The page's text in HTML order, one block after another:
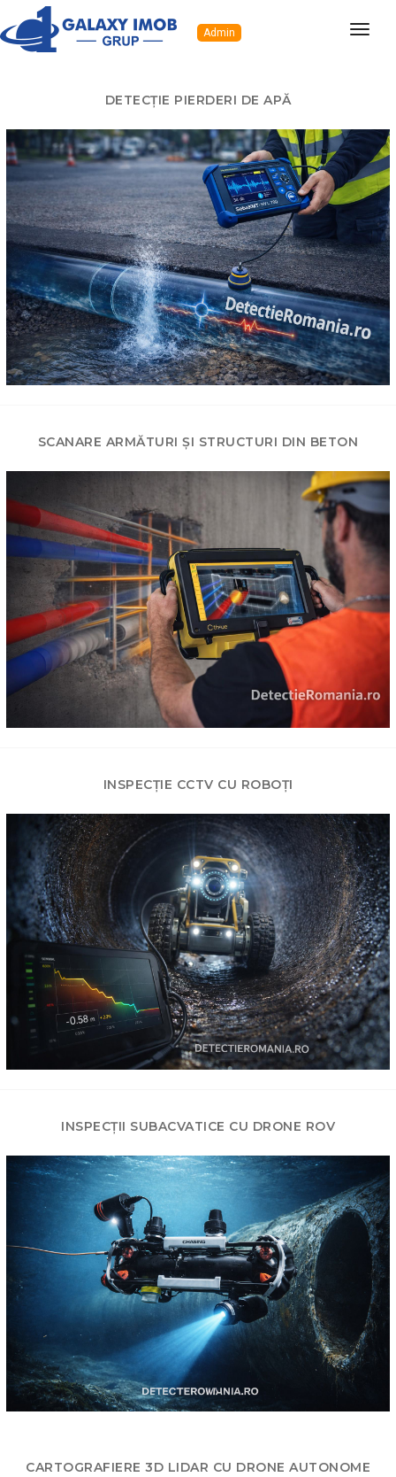
Admin
DETECȚIE PIERDERI DE APĂ
SCANARE ARMĂTURI ȘI STRUCTURI DIN BETON
INSPECȚIE CCTV CU ROBOȚI
INSPECȚII SUBACVATICE CU DRONE ROV
CARTOGRAFIERE 3D LIDAR CU DRONE AUTONOME